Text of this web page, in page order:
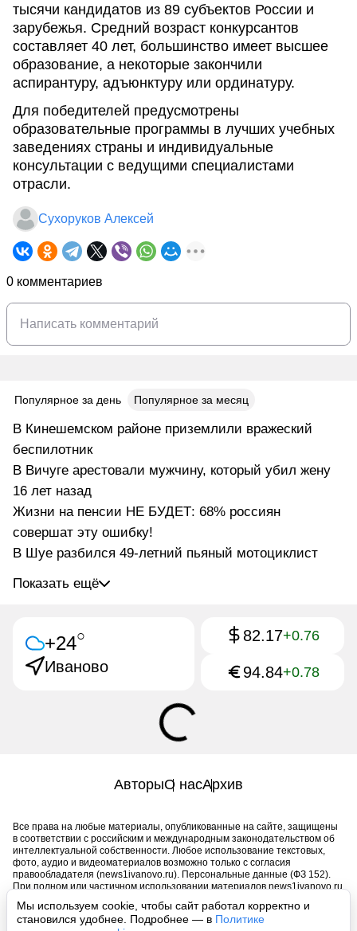
Мы используем cookie, чтобы сайт работал корректно и
становился удобнее. Подробнее — в Политике
тысячи кандидатов из 89 субъектов России и
зарубежья. Средний возраст конкурсантов
составляет 40 лет, большинство имеет высшее
образование, а некоторые закончили
аспирантуру, адъюнктуру или ординатуру.
Для победителей предусмотрены
образовательные программы в лучших учебных
заведениях страны и индивидуальные
консультации с ведущими специалистами
отрасли.
Сухоруков Алексей
0 комментариев
Популярное за день Популярное за месяц
В Кинешемском районе приземлили вражеский
беспилотник
В Вичуге арестовали мужчину, который убил жену
16 лет назад
Жизни на пенсии НЕ БУДЕТ: 68% россиян
совершат эту ошибку!
В Шуе разбился 49-летний пьяный мотоциклист
Показать ещё
+24○
Иваново
82.17+0.76
94.84+0.78
АвторыО насАрхив
Все права на любые материалы, опубликованные на сайте, защищены
в соответствии с российским и международным законодательством об
интеллектуальной собственности. Любое использование текстовых,
фото, аудио и видеоматериалов возможно только с согласия
правообладателя (news1ivanovo.ru). Персональные данные (ФЗ 152).
При полном или частичном использовании материалов news1ivanovo.ru
обязательна. Запрещено для детей. Оригинал текста:
https://news1ivanovo.ru/